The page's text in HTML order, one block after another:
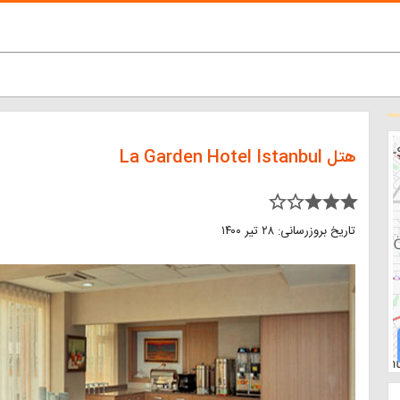
هتل La Garden Hotel Istanbul
star_border star_border star star star
تاریخ بروزرسانی: ۲۸ تیر ۱۴۰۰